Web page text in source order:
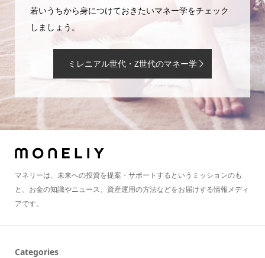
若いうちから身につけておきたいマネー学をチェック
しましょう。
ミレニアル世代・Z世代のマネー学
マネリーは、未来への投資を提案・サポートするというミッションのも
と、お金の知識やニュース、資産運用の方法などをお届けする情報メディ
アです。
Categories